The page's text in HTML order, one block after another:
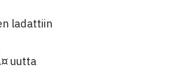
ladattiin
uutta